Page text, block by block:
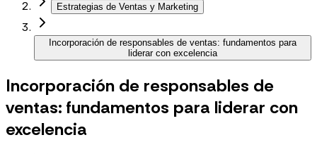
Estrategias de Ventas y Marketing
Incorporación de responsables de ventas: fundamentos para
liderar con excelencia
Incorporación de responsables de
ventas: fundamentos para liderar con
excelencia